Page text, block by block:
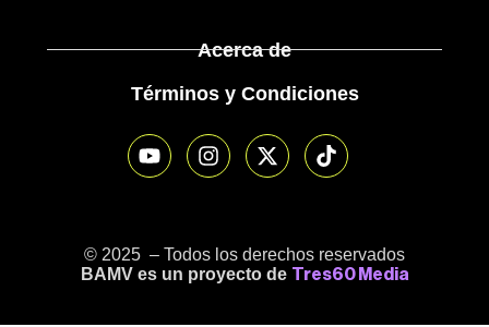
Acerca de
Términos y Condiciones
© 2025 – Todos los derechos reservados
BAMV es un proyecto de Tres60 Media